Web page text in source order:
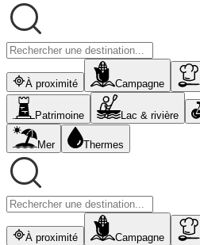
À proximité Campagne
Patrimoine Lac & rivière
Mer Thermes
À proximité Campagne